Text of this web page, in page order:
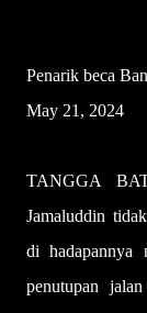
Penarik beca
May 21, 2024
TANGGA
Jamaluddin
di hadapannya
penutupan